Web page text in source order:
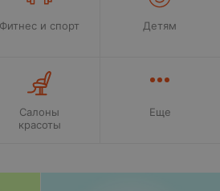
Фитнес и спорт Детям
Салоны
красоты
Еще